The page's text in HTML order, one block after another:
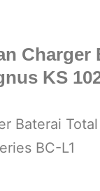
Charger
KS
Baterai
BC-L1